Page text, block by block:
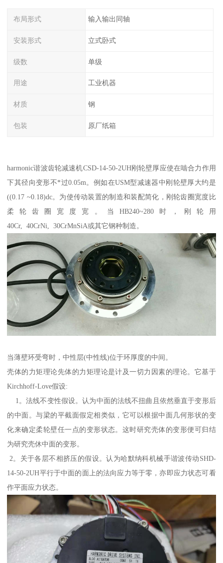
布局形式 输入输出同轴
安装形式 立式卧式
级数 单级
用途 工业机器
材质 钢
包装 原厂纸箱
harmonic谐波齿轮减速机CSD-14-50-2UH刚轮壁厚应使在啮合力作用
下其径向变形不*过0.05m。例如在USM型减速器中刚轮壁厚大约是
((0.17 ~0.18)dc。为使传动装置的制造和装配简化，刚轮齿圈宽度比
柔轮齿圈宽度宽。当HB240~280时，刚轮用
40Cr, 40CrNi, 30CrMnSiA或其它钢种制造。
当薄壁环受弯时，中性层(中性线)位于环厚度的中间。
壳体的力矩理论先体的力矩理论是计及一切力因素的理论。它基于
Kirchhoff-Love假设:
1。法线不变性假设。认为中面的法线不扭曲且依然垂直于变形后
的中面。与梁的平截面假定相类似，它可以根据中面几何形状的变
化来确定柔轮壁任一点的变形状态。这时研究壳体的变形便可归结
为研究壳休中面的变形。
2。关于各层不相挤压的假设。认为哈默纳科机械手谐波传动SHD-
14-50-2UH平行于中面的面上的法向应力等于零，亦即应力状态可看
作平面应力状态。